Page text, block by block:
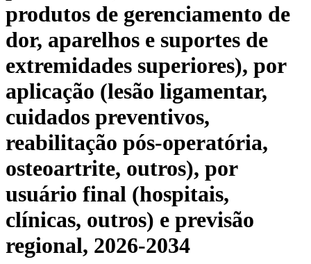
produtos de gerenciamento de
dor, aparelhos e suportes de
extremidades superiores), por
aplicação (lesão ligamentar,
cuidados preventivos,
reabilitação pós-operatória,
osteoartrite, outros), por
usuário final (hospitais,
clínicas, outros) e previsão
regional, 2026-2034